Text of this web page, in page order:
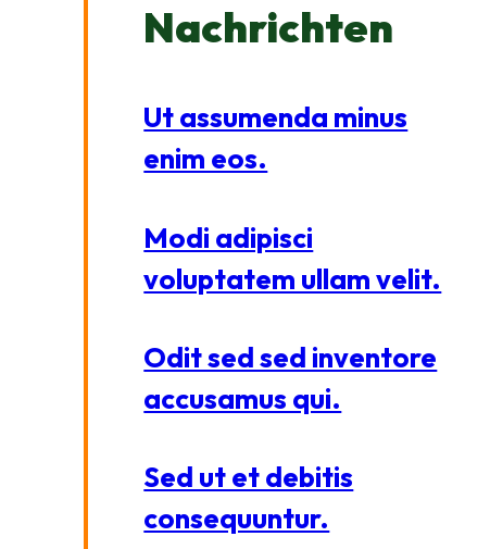
Nachrichten
Ut assumenda minus
enim eos.
Modi adipisci
voluptatem ullam velit.
Odit sed sed inventore
accusamus qui.
Sed ut et debitis
consequuntur.